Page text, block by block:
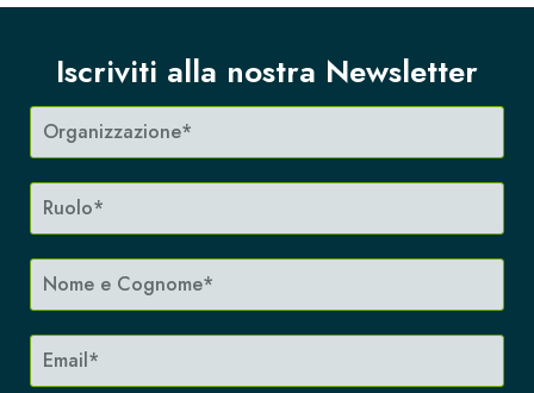
Iscriviti alla nostra Newsletter